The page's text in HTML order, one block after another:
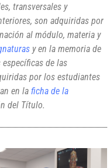
transversales y
son adquiridas por
al módulo, materia y
y en la memoria de
de las
por los estudiantes
en la ficha de la
del Título.